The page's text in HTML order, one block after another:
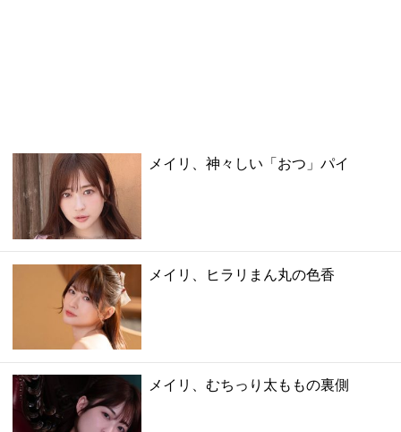
メイリ、神々しい「おつ」パイ
メイリ、ヒラリまん丸の色香
メイリ、むちっり太ももの裏側